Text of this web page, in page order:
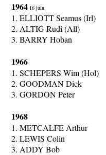
1964 16 juin
1. ELLIOTT Seamus (Irl)
2. ALTIG Rudi (All)
3. BARRY Hoban
1966
1. SCHEPERS Wim (Hol)
2. GOODMAN Dick
3. GORDON Peter
1968
1. METCALFE Arthur
2. LEWIS Colin
3. ADDY Bob